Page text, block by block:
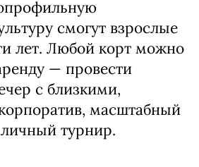
планируется еще
в течение месяца
корта для сквоша и
бадминтона, а через
дабл-